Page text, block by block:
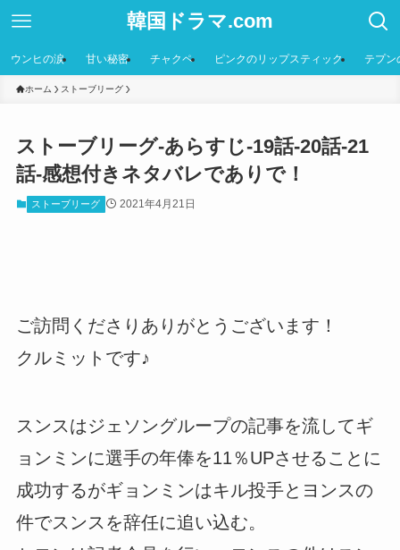
韓国ドラマ.com
ウンヒの涙 甘い秘密 チャクペ ピンクのリップスティック テプン
ホーム ストーブリーグ
ストーブリーグ-あらすじ-19話-20話-21
話-感想付きネタバレでありで！
ストーブリーグ 2021年4月21日
ご訪問くださりありがとうございます！
クルミットです♪
スンスはジェソングループの記事を流してギ
ョンミンに選手の年俸を11％UPさせることに
成功するがギョンミンはキル投手とヨンスの
件でスンスを辞任に追い込む。